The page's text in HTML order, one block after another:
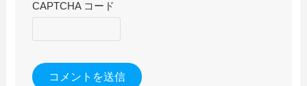
CAPTCHA コード